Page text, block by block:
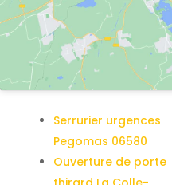
Serrurier urgences
Pegomas 06580
Ouverture de porte